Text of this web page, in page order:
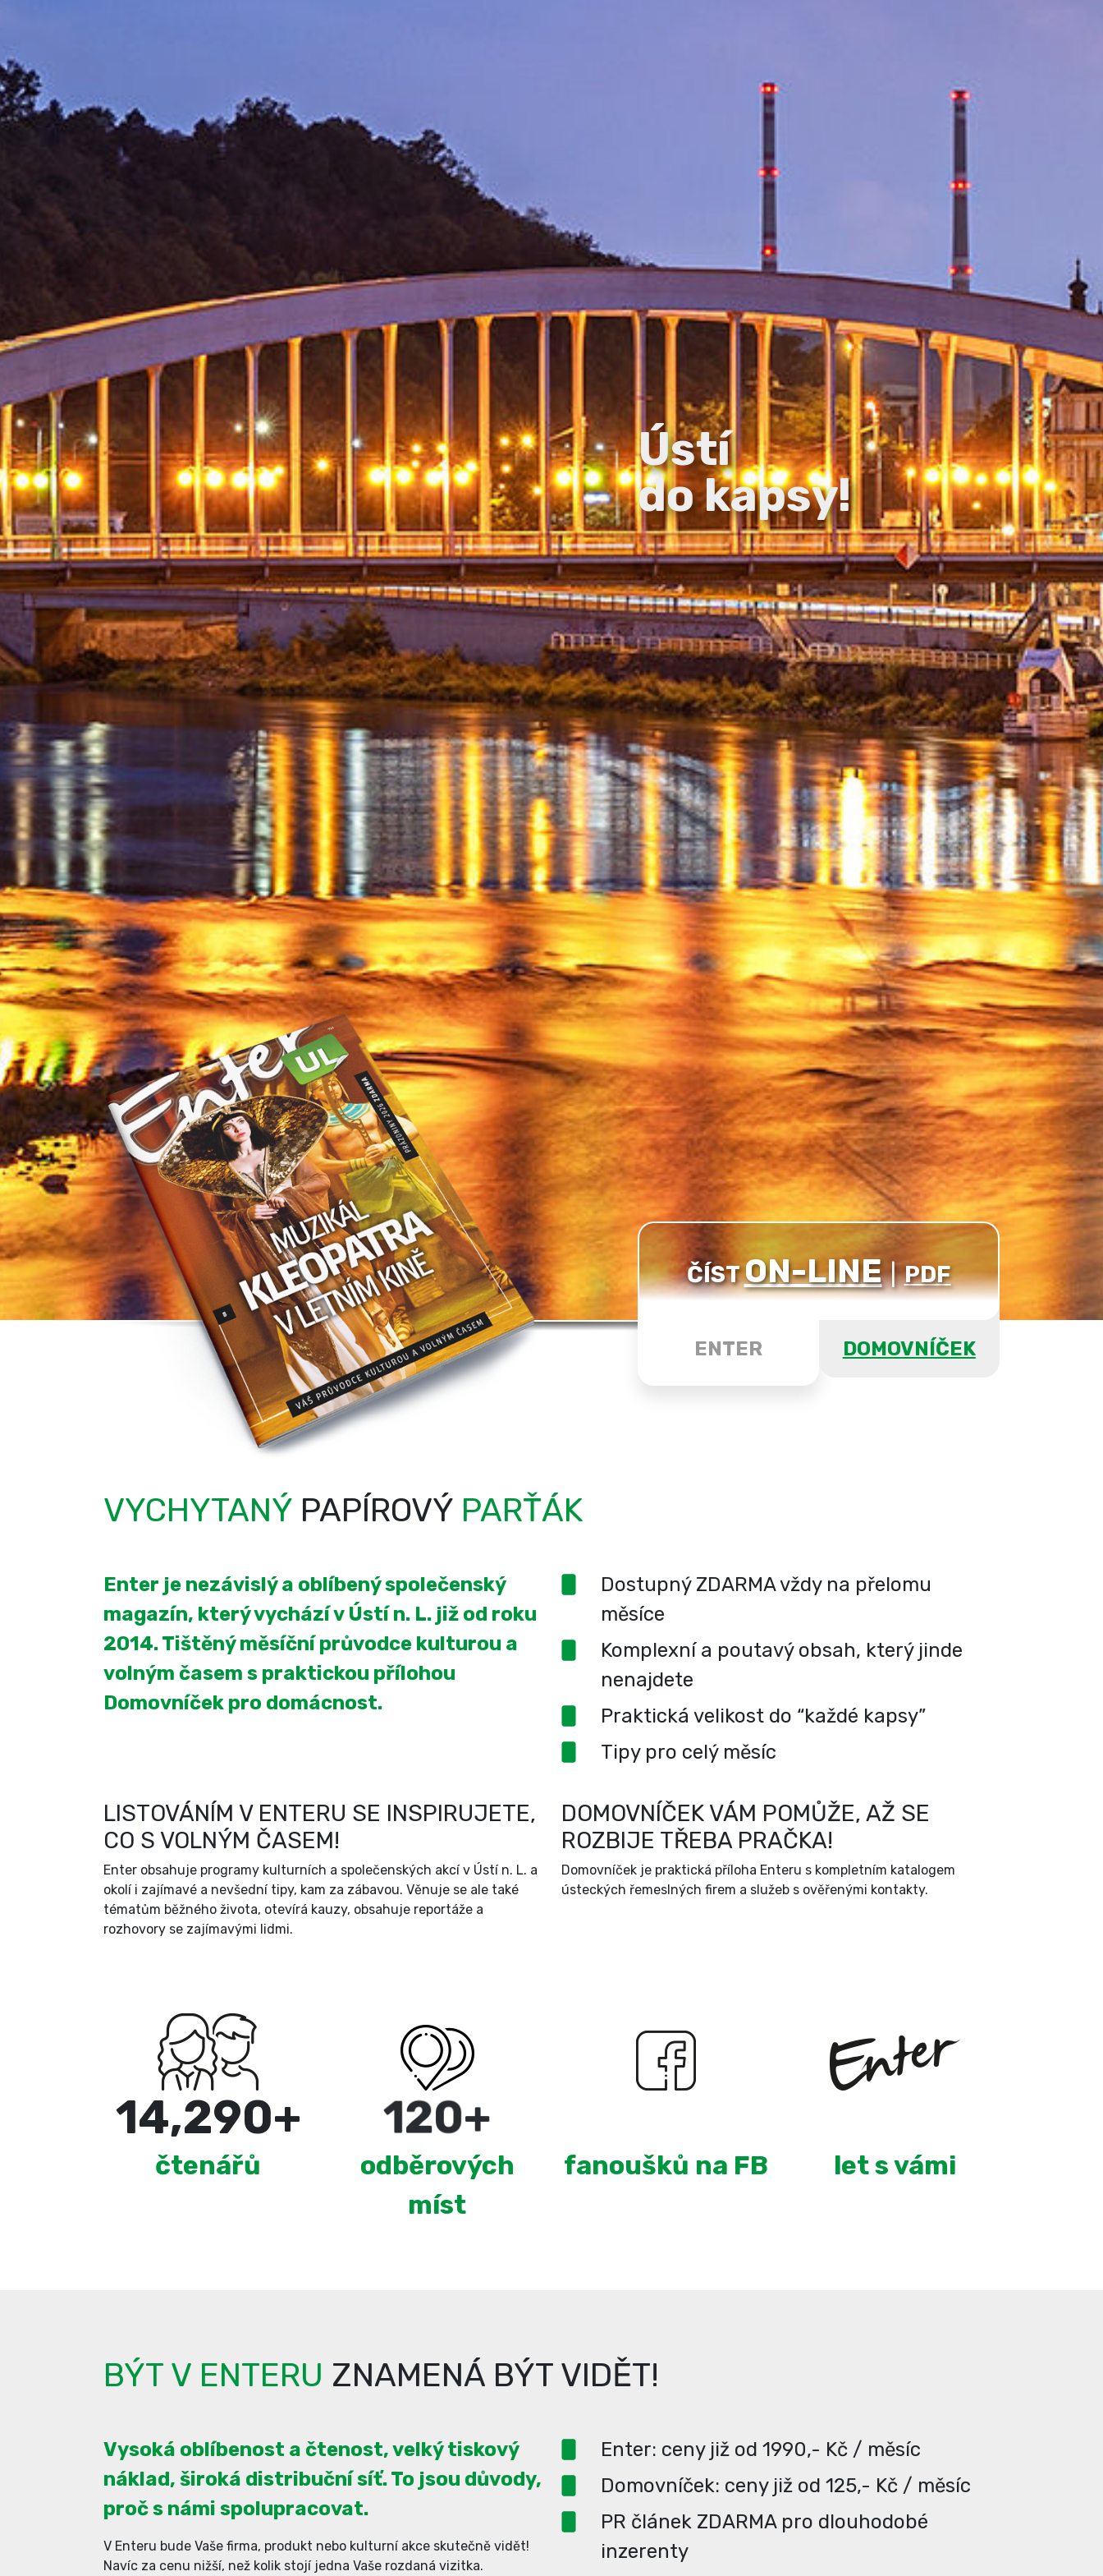
Ústí
do kapsy!
ČÍSTON-LINE | PDF
ENTER DOMOVNÍČEK
VYCHYTANÝ PAPÍROVÝ PARŤÁK
Enter je nezávislý a oblíbený společenský
magazín, který vychází v Ústí n. L. již od roku
2014. Tištěný měsíční průvodce kulturou a
volným časem s praktickou přílohou
Domovníček pro domácnost.
Dostupný ZDARMA vždy na přelomu
měsíce
Komplexní a poutavý obsah, který jinde
nenajdete
Praktická velikost do “každé kapsy”
Tipy pro celý měsíc
LISTOVÁNÍM V ENTERU SE INSPIRUJETE,
CO S VOLNÝM ČASEM!
Enter obsahuje programy kulturních a společenských akcí v Ústí n. L. a
okolí i zajímavé a nevšední tipy, kam za zábavou. Věnuje se ale také
tématům běžného života, otevírá kauzy, obsahuje reportáže a
rozhovory se zajímavými lidmi.
DOMOVNÍČEK VÁM POMŮŽE, AŽ SE
ROZBIJE TŘEBA PRAČKA!
Domovníček je praktická příloha Enteru s kompletním katalogem
ústeckých řemeslných firem a služeb s ověřenými kontakty.
15,000+
čtenářů
220+
odběrových
míst
fanoušků na FB let s vámi
BÝT V ENTERU ZNAMENÁ BÝT VIDĚT!
Vysoká oblíbenost a čtenost, velký tiskový
náklad, široká distribuční síť. To jsou důvody,
proč s námi spolupracovat.
V Enteru bude Vaše firma, produkt nebo kulturní akce skutečně vidět!
Navíc za cenu nižší, než kolik stojí jedna Vaše rozdaná vizitka.
Enter: ceny již od 1990,- Kč / měsíc
Domovníček: ceny již od 125,- Kč / měsíc
PR článek ZDARMA pro dlouhodobé
inzerenty